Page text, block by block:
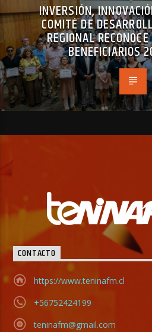
INVERSIÓN,
COMITÉ DE
REGIONAL
BENEFICIARIOS
CONTACTO
https://www.teninafm.cl
+56752424199
teninafm@gmail.com